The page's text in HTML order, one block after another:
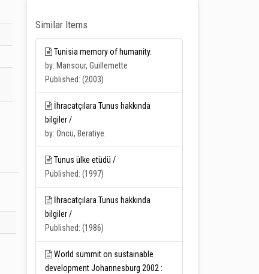
Similar Items
Tunisia memory of humanity.
by: Mansour, Guillemette
Published: (2003)
İhracatçılara Tunus hakkında
bilgiler /
by: Öncü, Beratiye.
Tunus ülke etüdü /
Published: (1997)
İhracatçılara Tunus hakkında
bilgiler /
Published: (1986)
World summit on sustainable
development Johannesburg 2002 :